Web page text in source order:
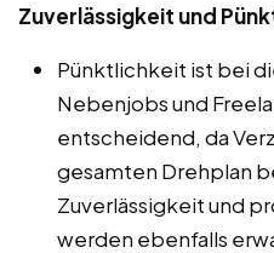
Zuverlässigkeit und
Pünktlichkeit ist bei
Nebenjobs und
entscheidend, da
gesamten Drehplan
Zuverlässigkeit und
werden ebenfalls